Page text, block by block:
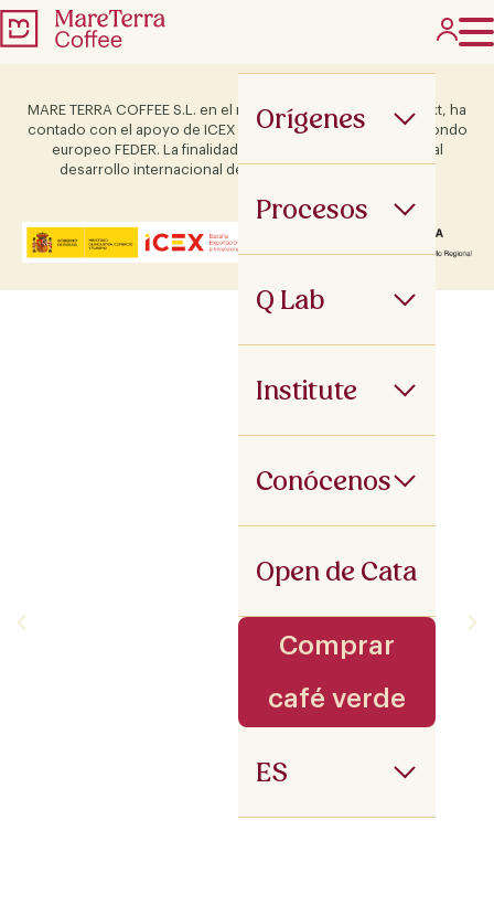
Orígenes
Procesos
Q Lab
Institute
Conócenos
Open de Cata
Comprar
café verde
ES
MARE TERRA COFFEE S.L. en el marco del Programa ICEX Next, ha
contado con el apoyo de ICEX y con la cofinanciación del fondo
europeo FEDER. La finalidad de este apoyo es contribuir al
desarrollo internacional de la empresa y de su entorno.